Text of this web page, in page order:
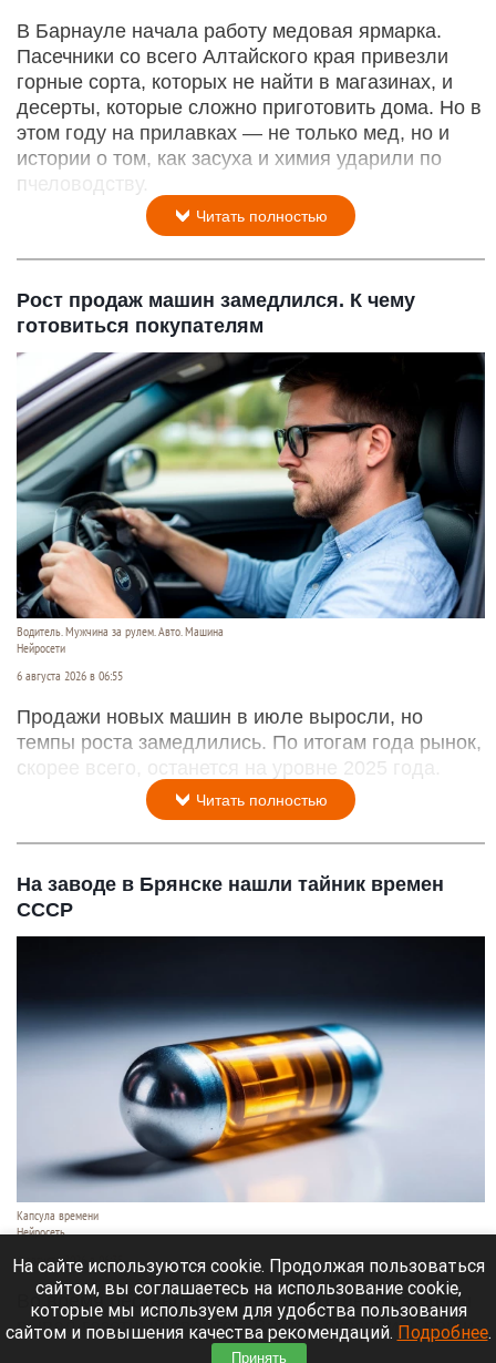
В Барнауле начала работу медовая ярмарка.
Пасечники со всего Алтайского края привезли
горные сорта, которых не найти в магазинах, и
десерты, которые сложно приготовить дома. Но в
этом году на прилавках — не только мед, но и
истории о том, как засуха и химия ударили по
пчеловодству.
Читать полностью
Рост продаж машин замедлился. К чему
готовиться покупателям
Водитель. Мужчина за рулем. Авто. Машина
Нейросети
6 августа 2026 в 06:55
Продажи новых машин в июле выросли, но
темпы роста замедлились. По итогам года рынок,
скорее всего, останется на уровне 2025 года.
Читать полностью
На заводе в Брянске нашли тайник времен
СССР
Капсула времени
Нейросеть
6 августа 2026 в 06:35
Во время реставрации заводского цеха из стены
выпал газетный сверток. Внутри оказались вещи
спрятанные более 40 лет назад, пишет
На сайте используются cookie. Продолжая пользоваться
сайтом, вы соглашаетесь на использование cookie,
которые мы используем для удобства пользования
сайтом и повышения качества рекомендаций. Подробнее.
Принять